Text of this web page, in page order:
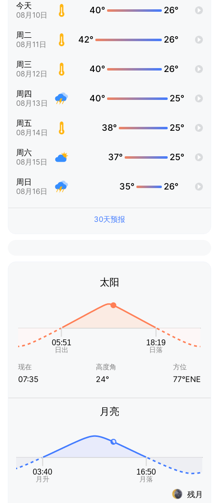
今天
08月10日 40° 26°
周二
08月11日 42° 26°
周三
08月12日 40° 26°
周四
08月13日 40° 25°
周五
08月14日 38° 25°
周六
08月15日 37° 25°
周日
08月16日 35° 26°
30天预报
太阳
现在
07:35
高度角
24°
方位
77°ENE
月亮
残月